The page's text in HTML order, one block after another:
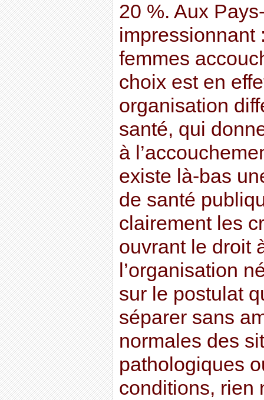
20 %. Aux
impressionnant
femmes
choix est en
organisation
santé, qui
à
existe là-bas
de santé
clairement les
ouvrant le droit
l’organisation
sur le postulat
séparer sans
normales des
pathologiques
conditions, rien